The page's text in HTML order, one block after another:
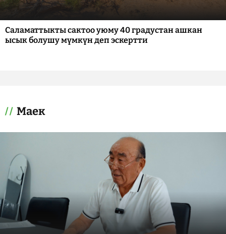
Саламаттыкты сактоо уюму 40 градустан ашкан
ысык болушу мүмкүн деп эскертти
Маек